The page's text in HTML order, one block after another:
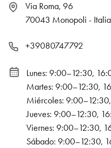
Via Roma, 96
70043 Monopoli - Italia
+39080747792
Lunes: 9:00–12:30,
Martes: 9:00–12:30,
Miércoles:
Jueves: 9:00–12:30,
Viernes: 9:00–12:30,
Sábado: 9:00–12:30,